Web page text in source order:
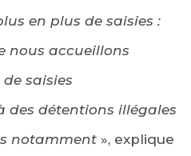
en plus de saisies :
nous accueillons
saisies
des détentions illégales
notamment », explique